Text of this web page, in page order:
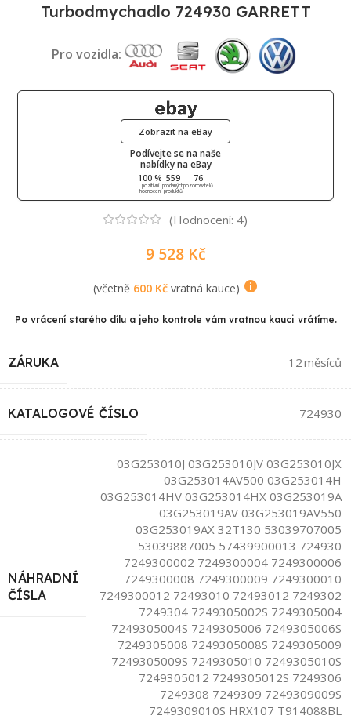
Turbodmychadlo 724930 GARRETT
Pro vozidla:
Podívejte se na naše
nabídky na eBay
100 %
pozitivní
hodnocení
559
prodaných
produktů
76
pozorovatelů
Zobrazit na eBay
(Hodnocení: 4)
9 528 Kč
(včetně 600 Kčvratná kauce)
Po vrácení starého dílu a jeho kontrole vám vratnou kauci vrátíme.
ZÁRUKA 12 měsíců
KATALOGOVÉ ČÍSLO 724930
NÁHRADNÍ
ČÍSLA
03G253010J 03G253010JV 03G253010JX
03G253014AV500 03G253014H
03G253014HV 03G253014HX 03G253019A
03G253019AV 03G253019AV550
03G253019AX 32T130 53039707005
53039887005 57439900013 724930
7249300002 7249300004 7249300006
7249300008 7249300009 7249300010
7249300012 72493010 72493012 7249302
7249304 7249305002S 7249305004
7249305004S 7249305006 7249305006S
7249305008 7249305008S 7249305009
7249305009S 7249305010 7249305010S
7249305012 7249305012S 7249306
7249308 7249309 7249309009S
7249309010S HRX107 T914088BL